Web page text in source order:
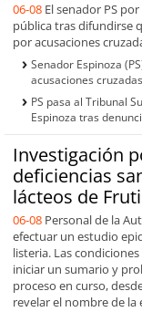
06-08 El senador PS
pública tras difundirse
por acusaciones
Senador Espinoza
acusaciones
PS pasa al Tribunal
Espinoza tras
Investigación
deficiencias
lácteos de
06-08 Personal de la
efectuar un estudio
listeria. Las
iniciar un sumario y
proceso en curso,
revelar el nombre de la